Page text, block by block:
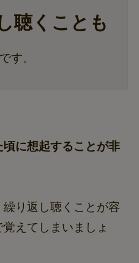
聴くことも
す。
に想起することが非
り返し聴くことが容
えてしまいましょ